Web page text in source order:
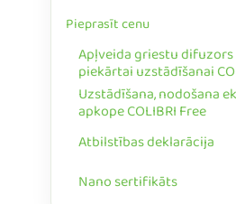
Pieprasīt cenu
Apļveida griestu
piekārtai uzstādīšanai
Uzstādīšana, nodošana
apkope COLIBRI Free
Atbilstības deklarācija
Nano sertifikāts